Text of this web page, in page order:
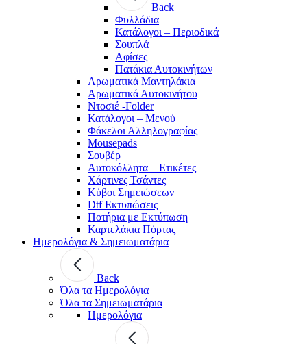
Back
Φυλλάδια
Κατάλογοι – Περιοδικά
Σουπλά
Αφίσες
Πατάκια Αυτοκινήτων
Αρωματικά Μαντηλάκια
Αρωματικά Αυτοκινήτου
Ντοσιέ -Folder
Κατάλογοι – Μενού
Φάκελοι Αλληλογραφίας
Mousepads
Σουβέρ
Αυτοκόλλητα – Ετικέτες
Χάρτινες Τσάντες
Κύβοι Σημειώσεων
Dtf Εκτυπώσεις
Ποτήρια με Εκτύπωση
Καρτελάκια Πόρτας
Ημερολόγια & Σημειωματάρια
Back
Όλα τα Ημερολόγια
Όλα τα Σημειωματάρια
Ημερολόγια